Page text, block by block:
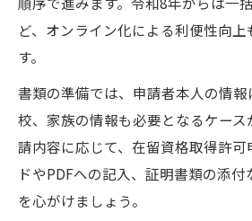
ど、オンライン化による利便性向
す。
書類の準備では、申請者本人の情
校、家族の情報も必要となるケース
請内容に応じて、在留資格取得許
ドやPDFへの記入、証明書類の添
を心がけましょう。